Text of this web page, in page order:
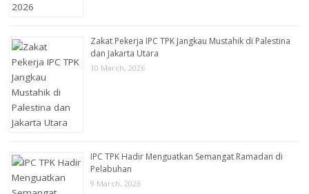
Zakat Pekerja IPC TPK Jangkau Mustahik di Palestina
dan Jakarta Utara
10 March, 2026
IPC TPK Hadir Menguatkan Semangat Ramadan di
Pelabuhan
9 March, 2026